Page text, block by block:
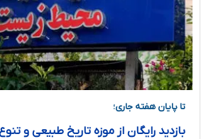
تا پایان هفته جاری؛
بازدید رایگان از موزه تاریخ طبیعی و